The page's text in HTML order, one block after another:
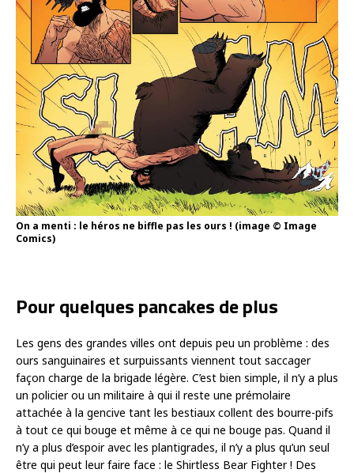
On a menti : le héros ne biffle pas les ours ! (image © Image
Comics)
Pour quelques pancakes de plus
Les gens des grandes villes ont depuis peu un problème : des
ours sanguinaires et surpuissants viennent tout saccager
façon charge de la brigade légère. C’est bien simple, il n’y a plus
un policier ou un militaire à qui il reste une prémolaire
attachée à la gencive tant les bestiaux collent des bourre-pifs
à tout ce qui bouge et même à ce qui ne bouge pas. Quand il
n’y a plus d’espoir avec les plantigrades, il n’y a plus qu’un seul
être qui peut leur faire face : le Shirtless Bear Fighter ! Des